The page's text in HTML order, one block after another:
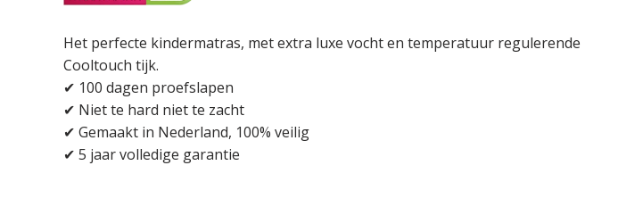
Het perfecte kindermatras, met extra luxe vocht en temperatuur regulerende
Cooltouch tijk.
✔ 100 dagen proefslapen
✔ Niet te hard niet te zacht
✔ Gemaakt in Nederland, 100% veilig
✔ 5 jaar volledige garantie